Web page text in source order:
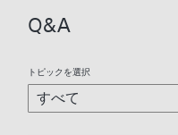
Q&A
トピックを選択